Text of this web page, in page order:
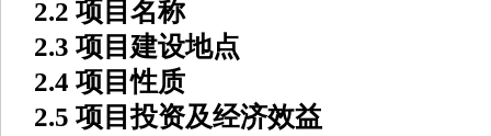
2.2 项目名称
2.3 项目建设地点
2.4 项目性质
2.5 项目投资及经济效益